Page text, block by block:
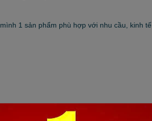
1 sản phẩm phù hợp với nhu cầu, kinh